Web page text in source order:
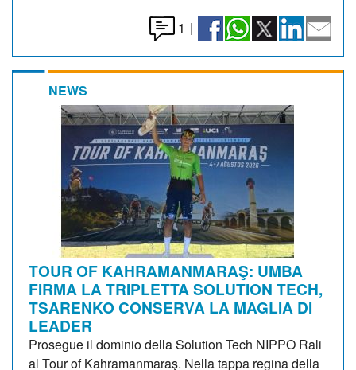
1 |
NEWS
TOUR OF KAHRAMANMARAŞ: UMBA
FIRMA LA TRIPLETTA SOLUTION TECH,
TSARENKO CONSERVA LA MAGLIA DI
LEADER
Prosegue il dominio della Solution Tech NIPPO Rali
al Tour of Kahramanmaraş. Nella tappa regina della